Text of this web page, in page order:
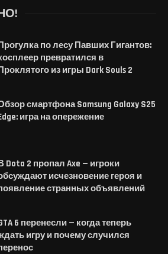
по лесу Павших Гигантов:
превратился в
из игры Dark Souls 2
смартфона Samsung Galaxy S25
игра на опережение
Dota 2 пропал Axe — игроки
исчезновение героя и
странных объявлений
6 перенесли — когда теперь
игру и почему случился